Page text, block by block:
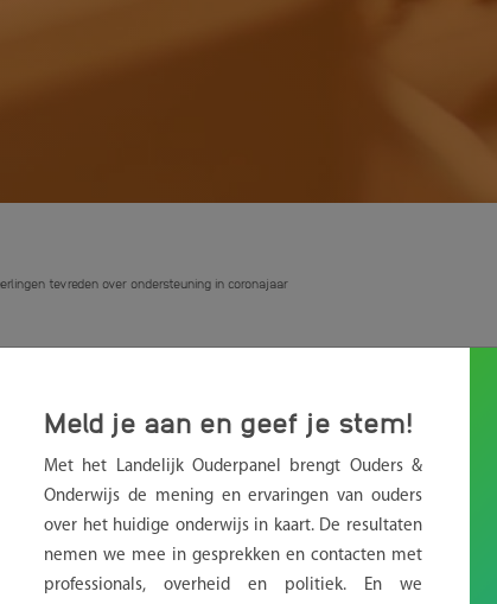
tevreden over ondersteuning in coronajaar
tevreden over
NIEUWS
Meld je aan en geef je stem!
Met het Landelijk Ouderpanel brengt Ouders &
Onderwijs de mening en ervaringen van ouders
over het huidige onderwijs in kaart. De resultaten
nemen we mee in gesprekken en contacten met
professionals, overheid en politiek. En we